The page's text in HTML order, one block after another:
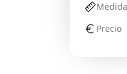
Precio